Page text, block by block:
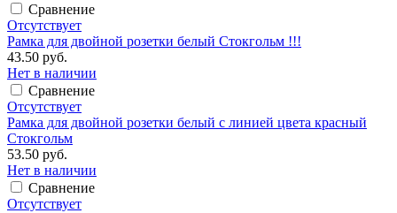
Сравнение
Отсутствует
Рамка для двойной розетки белый Стокгольм !!!
43.50 руб.
Нет в наличии
Сравнение
Отсутствует
Рамка для двойной розетки белый с линией цвета красный
Стокгольм
53.50 руб.
Нет в наличии
Сравнение
Отсутствует